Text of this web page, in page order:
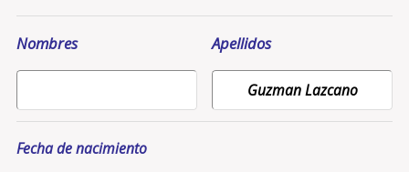
Nombres Apellidos
Fecha de nacimiento